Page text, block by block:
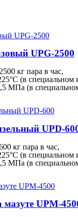
UPG-2500
2500 кг пара в час,
(в
МПа (в
UPD-
кг пара в час,
(в
МПа (в
UPM-